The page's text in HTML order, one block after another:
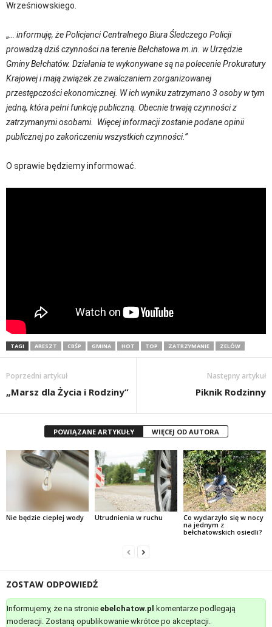
Wrześniowskiego.
„ … informuję, że Policjanci Centralnego Biura Śledczego Policji
prowadzą dziś czynności na terenie Bełchatowa m.in. w Urzędzie
Gminy Bełchatów. Działania te wykonywane są na polecenie Prokuratury
Krajowej i mają związek ze zwalczaniem zorganizowanej
przestępczości ekonomicznej. W ich wyniku zatrzymano 3 osoby w tym
jedną, która pełni funkcję publiczną. Obecnie trwają czynności z
zatrzymanymi osobami.
Więcej informacji zostanie podane opinii
publicznej po zakończeniu wszystkich czynności.”
O sprawie będziemy informować.
TAGI ARESZT CBŚP GMINA HOT TOP ZATRZYMANIE ZELÓW
Poprzedni artykuł
„Marsz dla Życia i Rodziny”
Następny artykuł
Piknik Rodzinny
POWIĄZANE ARTYKUŁY WIĘCEJ OD AUTORA
Nie będzie ciepłej wody Utrudnienia w ruchu
Co wydarzyło się w nocy
na jednym z
bełchatowskich osiedli?
ZOSTAW ODPOWIEDŹ
Informujemy, że na stronie ebelchatow.pl
komentarze podlegają
moderacji. Zostaną opublikowanie wkrótce po akceptacji.